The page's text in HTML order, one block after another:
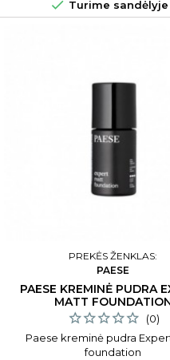
 Turime sandėlyje
PREKĖS ŽENKLAS:
PAESE
PAESE KREMINĖ PUDRA
MATT
(0)
Paese kreminė pudra
foundation